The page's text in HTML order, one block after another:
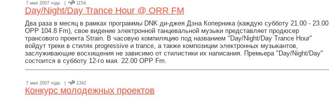
7 мая 2007 года | 1154
Day/Night/Day Trance Hour @ ORR FM
Два раза в месяц в рамках программы DNK ди-джея Дэна Коперника (каждую субботу 21.00 - 23.00
ОРР 104.8 Fm), свое видение электронной танцевальной музыки представляет продюсер
трансового проекта Strain. В часовую компиляцию под названием "Day/Night/Day Trance Hour"
войдут треки в стилях progressive и trance, а также композиции электронных музыкантов,
заслуживающие восхищения не зависимо от стилистики их написания. Премьера "Day/Night/Day"
состоится в субботу 12-го мая. 22.00 ОРР Fm.
7 мая 2007 года | 1342
Конкурс молодежных проектов